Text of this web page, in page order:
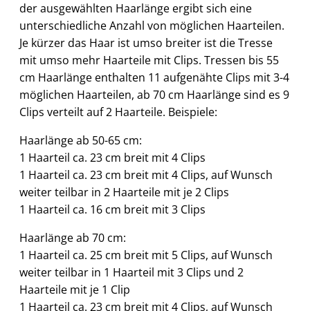
der ausgewählten Haarlänge ergibt sich eine
unterschiedliche Anzahl von möglichen Haarteilen.
Je kürzer das Haar ist umso breiter ist die Tresse
mit umso mehr Haarteile mit Clips. Tressen bis 55
cm Haarlänge enthalten 11 aufgenähte Clips mit 3-4
möglichen Haarteilen, ab 70 cm Haarlänge sind es 9
Clips verteilt auf 2 Haarteile. Beispiele:
Haarlänge ab 50-65 cm:
1 Haarteil ca. 23 cm breit mit 4 Clips
1 Haarteil ca. 23 cm breit mit 4 Clips, auf Wunsch
weiter teilbar in 2 Haarteile mit je 2 Clips
1 Haarteil ca. 16 cm breit mit 3 Clips
Haarlänge ab 70 cm:
1 Haarteil ca. 25 cm breit mit 5 Clips, auf Wunsch
weiter teilbar in 1 Haarteil mit 3 Clips und 2
Haarteile mit je 1 Clip
1 Haarteil ca. 23 cm breit mit 4 Clips, auf Wunsch